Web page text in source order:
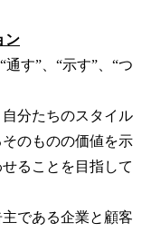
ン
す”、“示す”、“つ
分たちのスタイル
のものの価値を示
ることを目指して
である企業と顧客